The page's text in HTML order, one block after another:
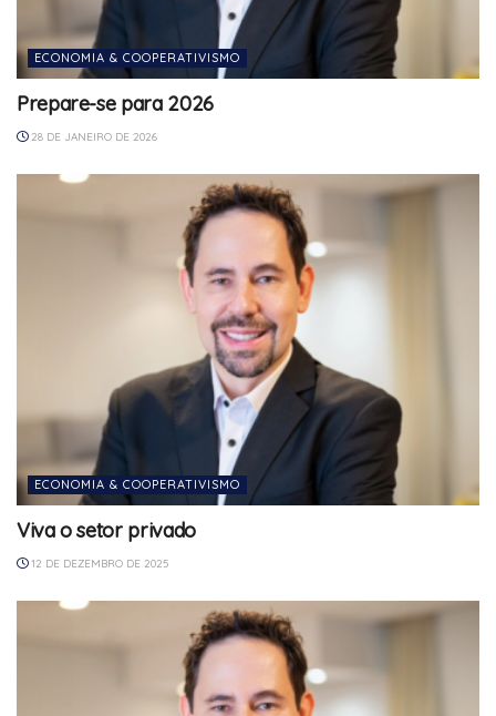
ECONOMIA & COOPERATIVISMO
Prepare-se para 2026
28 DE JANEIRO DE 2026
ECONOMIA & COOPERATIVISMO
Viva o setor privado
12 DE DEZEMBRO DE 2025